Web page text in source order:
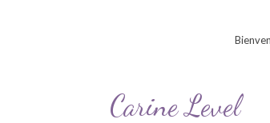
Carine Level